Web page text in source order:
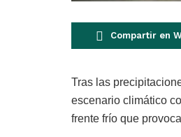
Compartir en
Tras las
escenario climático
frente frío que